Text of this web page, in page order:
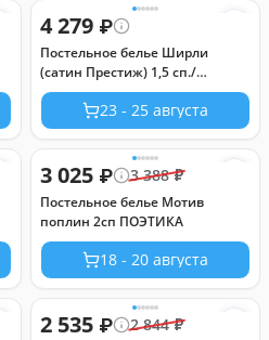
4 279 ₽
Постельное белье Ширли
(сатин Престиж) 1,5 сп./
Пододеяльник (молния): 1 шт. -
215*145; Простыня: 1 шт. -
220*200; Наволочка (клапан,
ушки): 2 шт. - 70*70 Престиж
23 - 25 августа
3 025 ₽ 3 388₽
Постельное белье Мотив
поплин 2сп ПОЭТИКА
18 - 20 августа
2 535 ₽ 2 844₽